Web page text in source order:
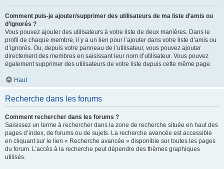
Comment puis-je ajouter/supprimer des utilisateurs de ma liste d’amis ou
d’ignorés ?
Vous pouvez ajouter des utilisateurs à votre liste de deux manières. Dans le
profil de chaque membre, il y a un lien pour l’ajouter dans votre liste d’amis ou
d’ignorés. Ou, depuis votre panneau de l’utilisateur, vous pouvez ajouter
directement des membres en saisissant leur nom d’utilisateur. Vous pouvez
également supprimer des utilisateurs de votre liste depuis cette même page.
Haut
Recherche dans les forums
Comment rechercher dans les forums ?
Saisissez un terme à rechercher dans la zone de recherche située en haut des
pages d’index, de forums ou de sujets. La recherche avancée est accessible
en cliquant sur le lien « Recherche avancée » disponible sur toutes les pages
du forum. L’accès à la recherche peut dépendre des thèmes graphiques
utilisés.